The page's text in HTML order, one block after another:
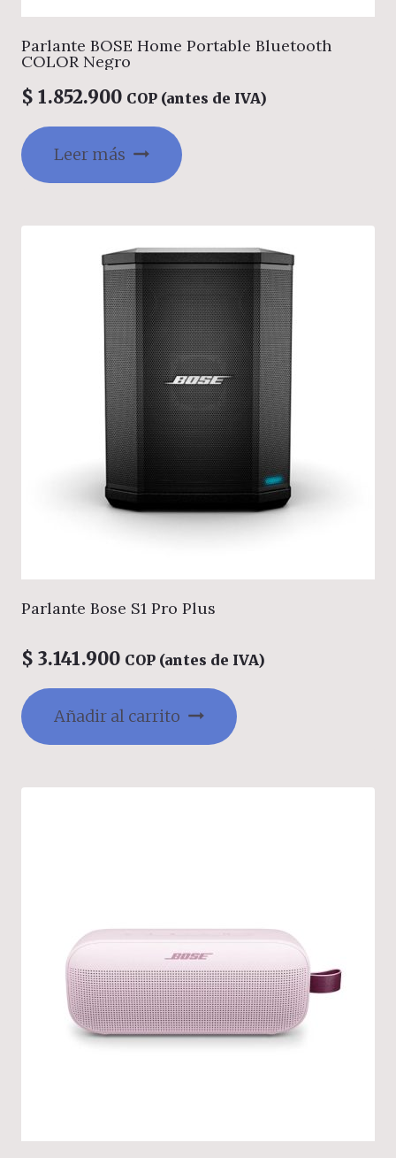
Parlante BOSE Home Portable Bluetooth
COLOR Negro
$ 1.852.900 COP (antes de IVA)
Leer más
Parlante Bose S1 Pro Plus
$ 3.141.900 COP (antes de IVA)
Añadir al carrito